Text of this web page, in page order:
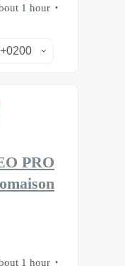
1 hour
PRO
1 hour